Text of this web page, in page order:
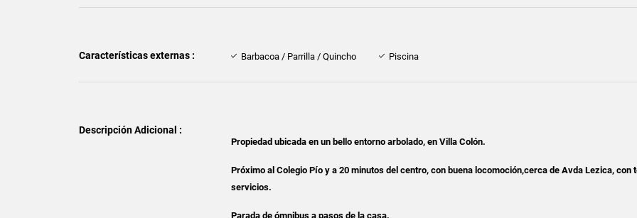
Características externas : Barbacoa / Parrilla / Quincho Piscina
Descripción Adicional :
Propiedad ubicada en un bello entorno arbolado, en Villa Colón.
Próximo al Colegio Pío ya 20 minutos del centro, con buena locomoción,cerca de Avda Lezica, con
servicios.
Parada de ómnibus a pasos de la casa.